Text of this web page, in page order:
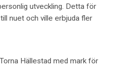
utveckling. Detta för
nuet och ville erbjuda fler
Hällestad med mark för